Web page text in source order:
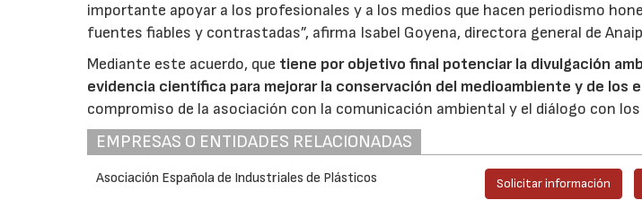
importante apoyar a los profesionales y a los medios que hacen periodismo
fuentes fiables y contrastadas”, afirma Isabel Goyena, directora general de
Mediante este acuerdo, que tiene por objetivo final potenciar la divulgación
evidencia científica para mejorar la conservación del medioambiente y de los
compromiso de la asociación con la comunicación ambiental y el diálogo con
EMPRESAS O ENTIDADES RELACIONADAS
Asociación Española de Industriales de Plásticos Solicitar información